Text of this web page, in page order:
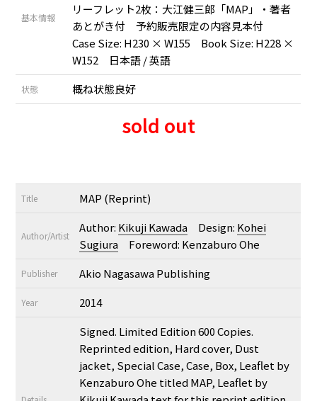
基本情報
リーフレット2枚：大江健三郎「MAP」・著者
あとがき付 予約販売限定の内容見本付
Case Size: H230 × W155 Book Size: H228 ×
W152 日本語 / 英語
状態 概ね状態良好
sold out
Title MAP (Reprint)
Author/Artist
Author: Kikuji Kawada Design: Kohei
Sugiura Foreword: Kenzaburo Ohe
Publisher Akio Nagasawa Publishing
Year 2014
Signed. Limited Edition 600 Copies.
Reprinted edition, Hard cover, Dust
jacket, Special Case, Case, Box, Leaflet by
Kenzaburo Ohe titled MAP, Leaflet by